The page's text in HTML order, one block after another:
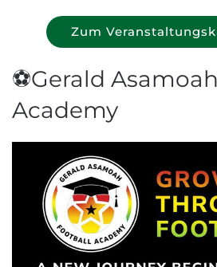
Zum
⚽Gerald
Academy